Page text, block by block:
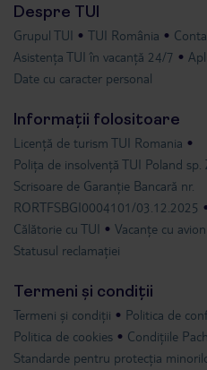
Despre TUI
Grupul TUI TUI România
Asistența TUI în vacanță 24/7
Date cu caracter personal
Informații folositoare
Licență de turism TUI Romania
Polița de insolvență TUI Poland sp.
Scrisoare de Garanție Bancară nr.
RORTFSBGI0004101/03.12.2025
Călătorie cu TUI
Vacanțe cu
Statusul reclamației
Termeni și condiții
Termeni și condiții
Politica de
Politica de cookies
Condițiile
Standarde pentru protecția